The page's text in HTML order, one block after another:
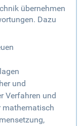
übernehmen
Dazu
und
Verfahren und
mathematisch